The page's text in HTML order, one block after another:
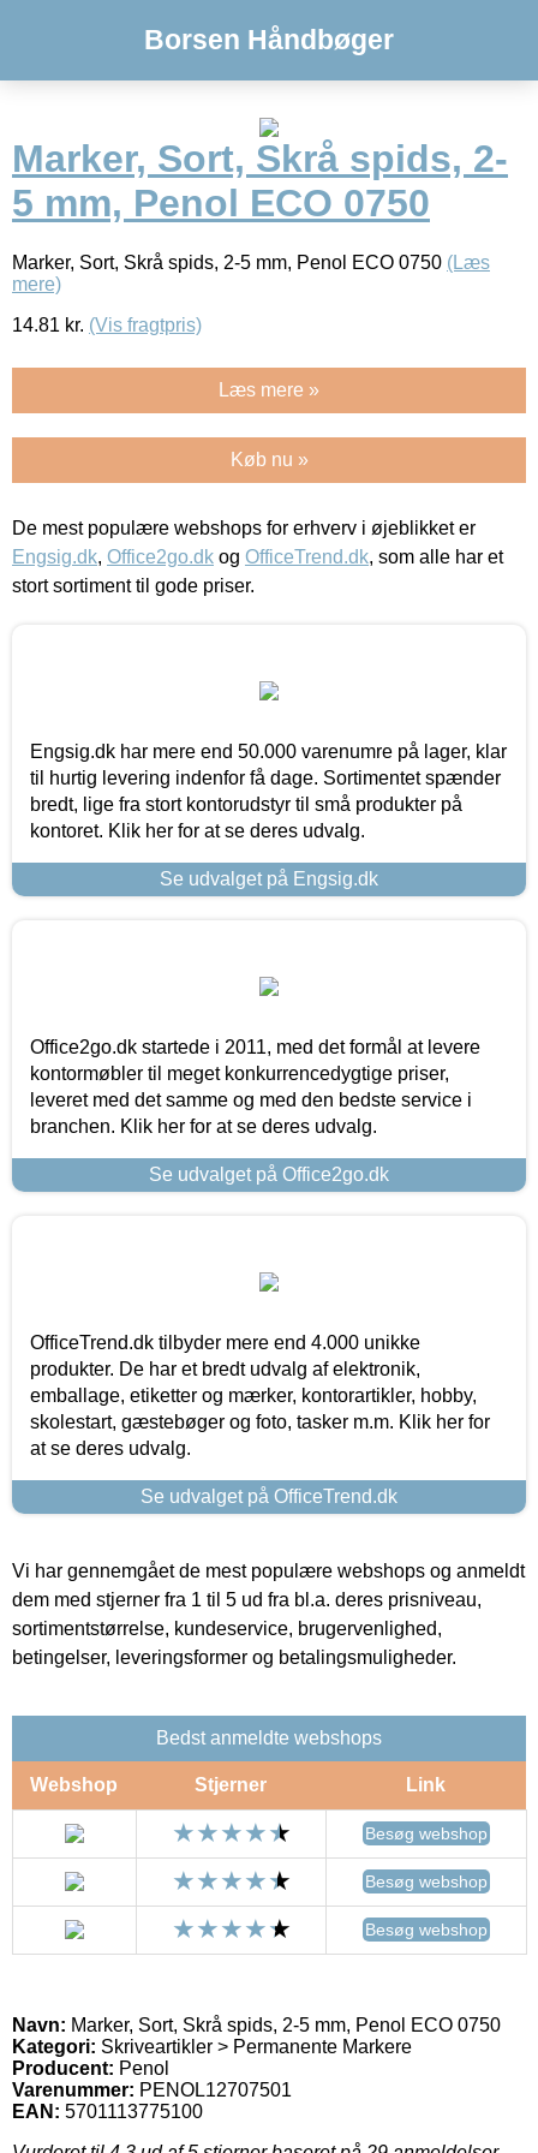
Borsen Håndbøger
Marker, Sort, Skrå spids, 2-
5 mm, Penol ECO 0750
Marker, Sort, Skrå spids, 2-5 mm, Penol ECO 0750 (Læs
mere)
14.81 kr. (Vis fragtpris)
Læs mere »
Køb nu »
De mest populære webshops for erhverv i øjeblikket er
Engsig.dk, Office2go.dk og OfficeTrend.dk, som alle har et
stort sortiment til gode priser.
Engsig.dk har mere end 50.000 varenumre på lager, klar
til hurtig levering indenfor få dage. Sortimentet spænder
bredt, lige fra stort kontorudstyr til små produkter på
kontoret. Klik her for at se deres udvalg.
Se udvalget på Engsig.dk
Office2go.dk startede i 2011, med det formål at levere
kontormøbler til meget konkurrencedygtige priser,
leveret med det samme og med den bedste service i
branchen. Klik her for at se deres udvalg.
Se udvalget på Office2go.dk
OfficeTrend.dk tilbyder mere end 4.000 unikke
produkter. De har et bredt udvalg af elektronik,
emballage, etiketter og mærker, kontorartikler, hobby,
skolestart, gæstebøger og foto, tasker m.m. Klik her for
at se deres udvalg.
Se udvalget på OfficeTrend.dk
Vi har gennemgået de mest populære webshops og anmeldt
dem med stjerner fra 1 til 5 ud fra bl.a. deres prisniveau,
sortimentstørrelse, kundeservice, brugervenlighed,
betingelser, leveringsformer og betalingsmuligheder.
Bedst anmeldte webshops
Webshop Stjerner Link
Besøg webshop
Besøg webshop
Besøg webshop
Navn: Marker, Sort, Skrå spids, 2-5 mm, Penol ECO 0750
Kategori: Skriveartikler > Permanente Markere
Producent: Penol
Varenummer: PENOL12707501
EAN: 5701113775100